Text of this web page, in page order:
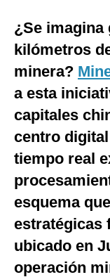
Tecnología
Club del Suscriptor
Mix
G de Gestión
Notas Contratadas
Podcast
Gestión TV
Videos
Fotogalerías
¿Se imagina
kilómetros
minera?
a esta
capitales
centro
tiempo real
esquema
estratégicas
ubicado en
operación